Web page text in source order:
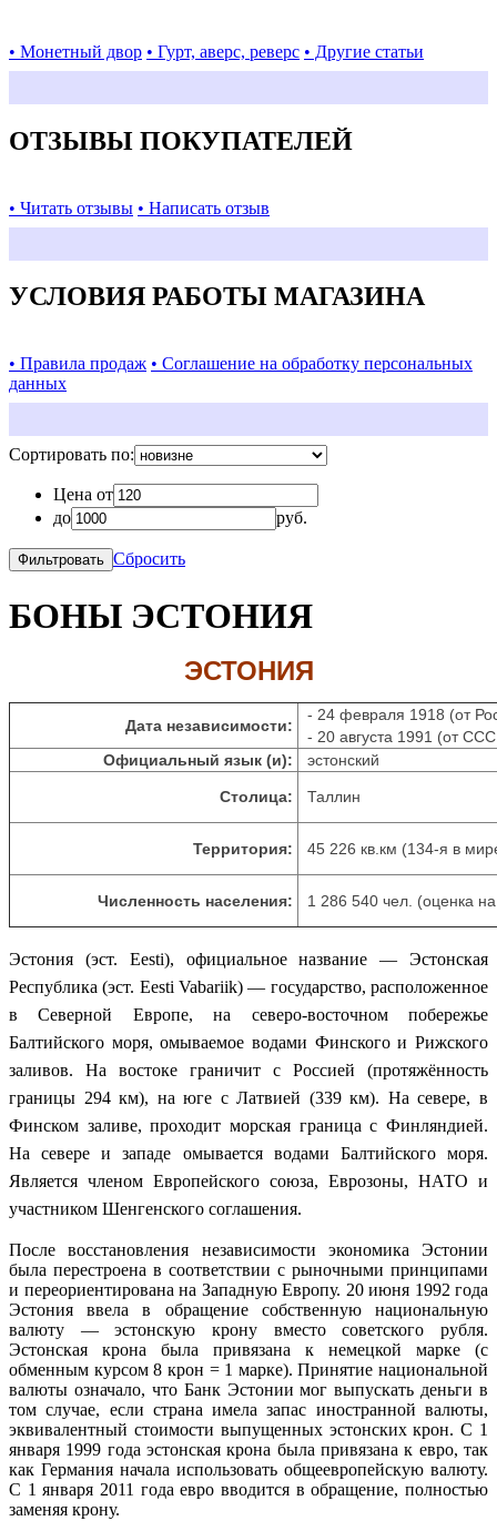
• Монетный двор • Гурт, аверс, реверс • Другие статьи
ОТЗЫВЫ ПОКУПАТЕЛЕЙ
• Читать отзывы • Написать отзыв
УСЛОВИЯ РАБОТЫ МАГАЗИНА
• Правила продаж • Соглашение на обработку персональных
данных
Сортировать по:
Цена от
до
руб.
Сбросить
БОНЫ ЭСТОНИЯ
ЭСТОНИЯ
Дата независимости:
- 24 февраля 1918 (от
- 20 августа 1991 (от
Официальный язык (и):
эстонский
Столица: Таллин
Территория: 45 226 кв.км (134-я в
Численность населения: 1 286 540 чел. (оценка
Эстония (эст. Eesti), официальное название — Эстонская
Республика (эст. Eesti Vabariik) — государство, расположенное
в Северной Европе, на северо-восточном побережье
Балтийского моря, омываемое водами Финского и Рижского
заливов. На востоке граничит с Россией (протяжённость
границы 294 км), на юге с Латвией (339 км). На севере, в
Финском заливе, проходит морская граница с Финляндией.
На севере и западе омывается водами Балтийского моря.
Является членом Европейского союза, Еврозоны, НАТО и
участником Шенгенского соглашения.
После восстановления независимости экономика Эстонии
была перестроена в соответствии с рыночными принципами
и переориентирована на Западную Европу. 20 июня 1992 года
Эстония ввела в обращение собственную национальную
валюту — эстонскую крону вместо советского рубля.
Эстонская крона была привязана к немецкой марке (с
обменным курсом 8 крон = 1 марке). Принятие национальной
валюты означало, что Банк Эстонии мог выпускать деньги в
том случае, если страна имела запас иностранной валюты,
эквивалентный стоимости выпущенных эстонских крон. С 1
января 1999 года эстонская крона была привязана к евро, так
как Германия начала использовать общеевропейскую валюту.
С 1 января 2011 года евро вводится в обращение, полностью
заменяя крону.